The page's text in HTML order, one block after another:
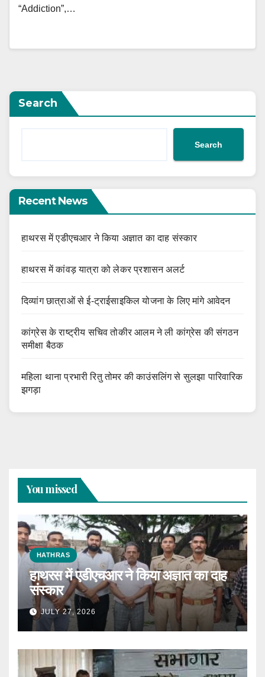
“Addiction”,…
Search
Search
Recent News
हाथरस में एडीएचआर ने किया अज्ञात का दाह संस्कार
हाथरस में कांवड़ यात्रा को लेकर प्रशासन अलर्ट
दिव्यांग छात्राओं से ई-ट्राईसाइकिल योजना के लिए मांगे आवेदन
कांग्रेस के राष्ट्रीय सचिव तोकीर आलम ने ली कांग्रेस की संगठन
समीक्षा बैठक
महिला थाना प्रभारी रितु तोमर की काउंसलिंग से सुलझा पारिवारिक
झगड़ा
You missed
HATHRAS
हाथरस में एडीएचआर ने किया अज्ञात का दाह
संस्कार
JULY 27, 2026